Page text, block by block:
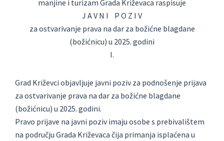
manjine i turizam Grada Križevaca raspisuje
J A V N I P O Z I V
za ostvarivanje prava na dar za božićne blagdane
(božićnicu) u 2025. godini
I.
Grad Križevci objavljuje javni poziv za podnošenje prijava
za ostvarivanje prava na dar za božićne blagdane
(božićnicu) u 2025. godini.
Pravo prijave na javni poziv imaju osobe s prebivalištem
na području Grada Križevaca čija primanja isplaćena u